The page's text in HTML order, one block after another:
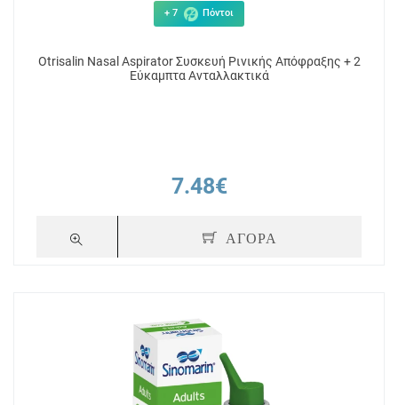
6.76€
ΑΓΟΡΑ
+ 7 Πόντοι
Otrisalin Nasal Aspirator Συσκευή Ρινικής Απόφραξης + 2
Εύκαμπτα Ανταλλακτικά
7.48€
ΑΓΟΡΑ